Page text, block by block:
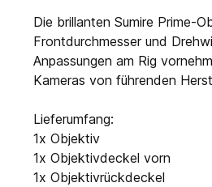
Die brillanten Sumire Prime-
Frontdurchmesser und
Anpassungen am Rig
Kameras von führenden
Lieferumfang:
1x Objektiv
1x Objektivdeckel vorn
1x Objektivrückdeckel